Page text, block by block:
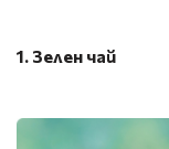
1. Зелен чай